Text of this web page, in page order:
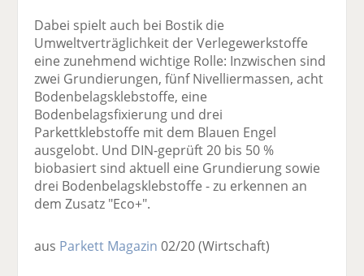
Dabei spielt auch bei Bostik die
Umweltverträglichkeit der Verlegewerkstoffe
eine zunehmend wichtige Rolle: Inzwischen sind
zwei Grundierungen, fünf Nivelliermassen, acht
Bodenbelagsklebstoffe, eine
Bodenbelagsfixierung und drei
Parkettklebstoffe mit dem Blauen Engel
ausgelobt. Und DIN-geprüft 20 bis 50 %
biobasiert sind aktuell eine Grundierung sowie
drei Bodenbelagsklebstoffe - zu erkennen an
dem Zusatz "Eco+".
aus Parkett Magazin 02/20(Wirtschaft)